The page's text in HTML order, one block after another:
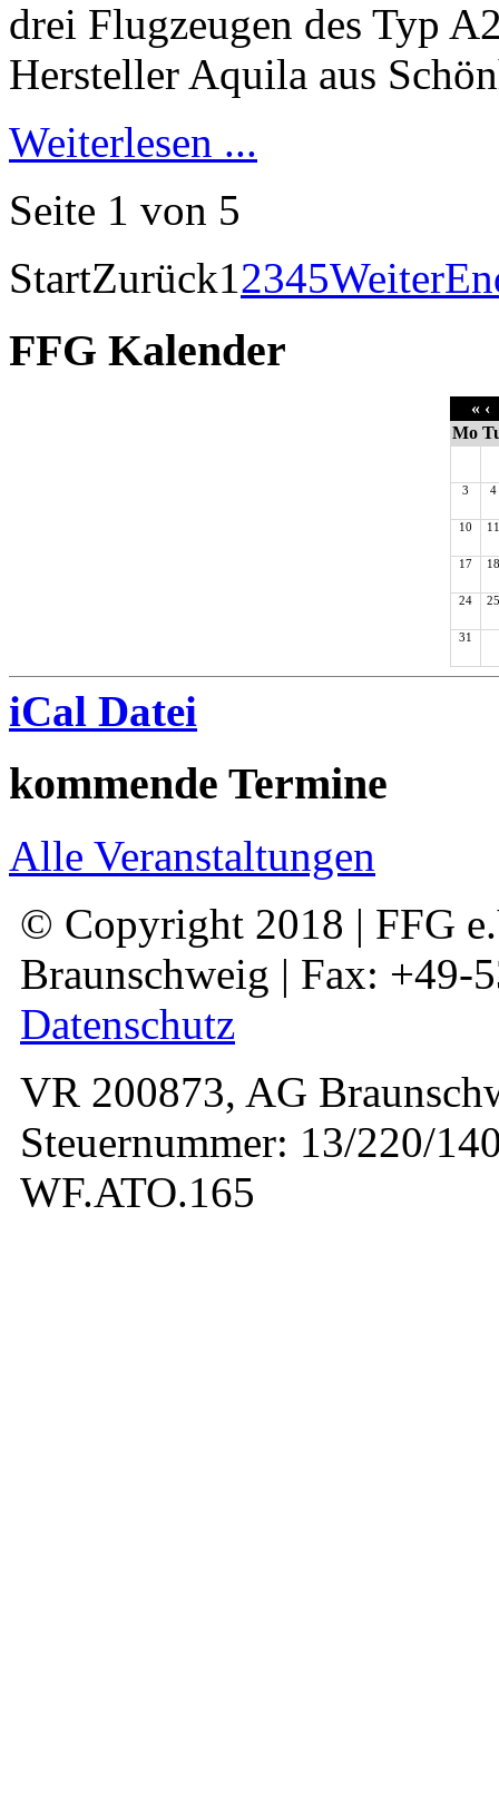
Weiterlesen ...
Seite 1 von 5
StartZurück12345Weiter
FFG Kalender
« ‹
Mo
3 4
10 11
17 18
24 25
31
iCal Datei
kommende Termine
Alle Veranstaltungen
© Copyright 2018 | FFG
Braunschweig | Fax: +49-
Datenschutz
VR 200873, AG
Steuernummer: 13/220/
WF.ATO.165